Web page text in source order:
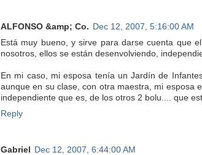
ALFONSO &amp; Co. Dec 12, 2007, 5:16:00 AM
Está muy bueno, y sirve para darse cuenta que
nosotros, ellos se están desenvolviendo,
En mi caso, mi esposa tenía un Jardín de
aunque en su clase, con otra maestra, mi esposa
independiente que es, de los otros 2 bolu.... que
Reply
Gabriel
Dec 12, 2007, 6:44:00 AM